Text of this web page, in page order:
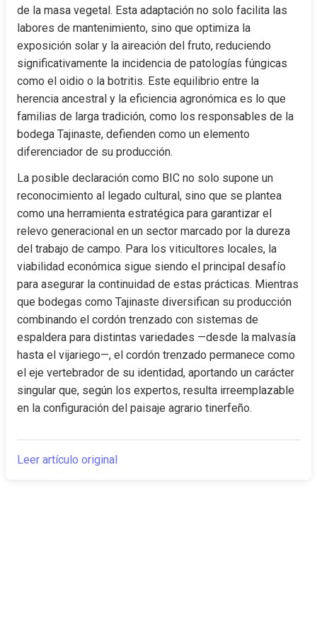
de la masa vegetal. Esta adaptación no solo facilita las
labores de mantenimiento, sino que optimiza la
exposición solar y la aireación del fruto, reduciendo
significativamente la incidencia de patologías fúngicas
como el oidio o la botritis. Este equilibrio entre la
herencia ancestral y la eficiencia agronómica es lo que
familias de larga tradición, como los responsables de la
bodega Tajinaste, defienden como un elemento
diferenciador de su producción.
La posible declaración como BIC no solo supone un
reconocimiento al legado cultural, sino que se plantea
como una herramienta estratégica para garantizar el
relevo generacional en un sector marcado por la dureza
del trabajo de campo. Para los viticultores locales, la
viabilidad económica sigue siendo el principal desafío
para asegurar la continuidad de estas prácticas. Mientras
que bodegas como Tajinaste diversifican su producción
combinando el cordón trenzado con sistemas de
espaldera para distintas variedades —desde la malvasía
hasta el vijariego—, el cordón trenzado permanece como
el eje vertebrador de su identidad, aportando un carácter
singular que, según los expertos, resulta irreemplazable
en la configuración del paisaje agrario tinerfeño.
Leer artículo original